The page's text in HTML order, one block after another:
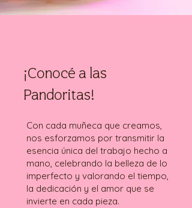
¡Conocé a las
Pandoritas!
Con cada muñeca que creamos,
nos esforzamos por transmitir la
esencia única del trabajo hecho a
mano, celebrando la belleza de lo
imperfecto y valorando el tiempo,
la dedicación y el amor que se
invierte en cada pieza.